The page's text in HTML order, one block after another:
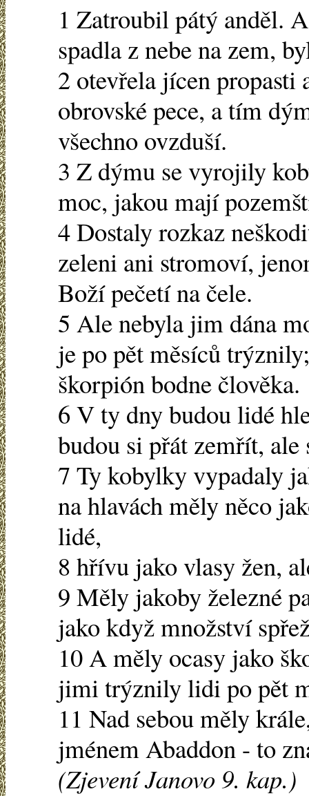
1 Zatroubil pátý anděl.
spadla z nebe na zem,
2 otevřela jícen
obrovské pece, a tím
všechno ovzduší.
3 Z dýmu se vyrojily
moc, jakou mají
4 Dostaly rozkaz
zeleni ani stromoví,
Boží pečetí na čele.
5 Ale nebyla jim dána
je po pět měsíců
škorpión bodne člověka.
6 V ty dny budou lidé
budou si přát zemřít,
7 Ty kobylky vypadaly
na hlavách měly něco
lidé,
8 hřívu jako vlasy žen,
9 Měly jakoby železné
jako když množství
10 A měly ocasy jako
jimi trýznily lidi po pět
11 Nad sebou měly
jménem Abaddon - to
(Zjevení Janovo 9. kap.)